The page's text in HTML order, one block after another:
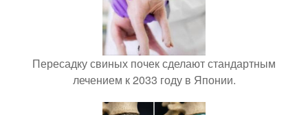
Пересадку свиных почек сделают стандартным
лечением к 2033 году в Японии.